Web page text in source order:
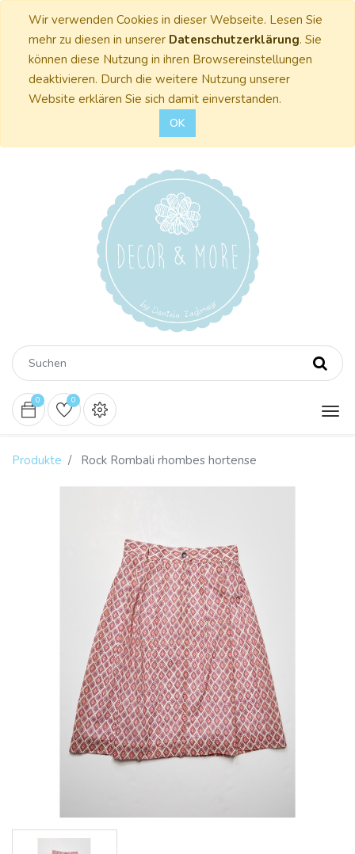
Wir verwenden Cookies in dieser Webseite. Lesen Sie
mehr zu diesen in unserer Datenschutzerklärung. Sie
können diese Nutzung in ihren Browsereinstellungen
deaktivieren. Durch die weitere Nutzung unserer
Website erklären Sie sich damit einverstanden.
OK
0 0
Produkte Rock Rombali rhombes hortense